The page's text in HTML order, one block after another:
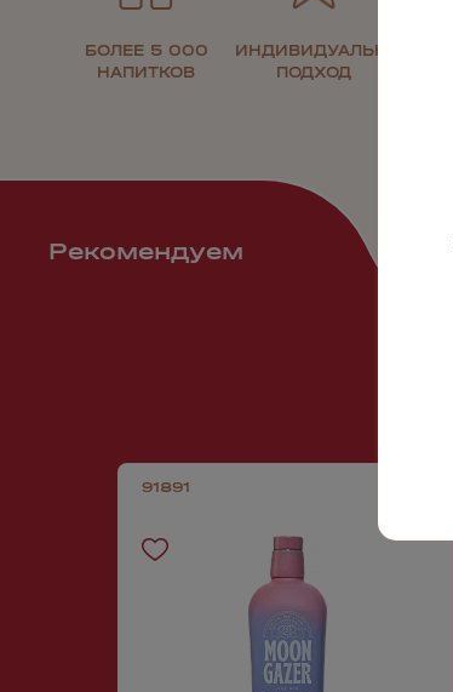
БОЛЕЕ 5 000
НАПИТКОВ
ИНДИВИДУАЛЬНЫЙ
ПОДХОД
Рекомендуем
91891